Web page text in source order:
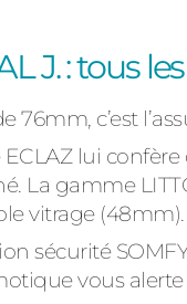
J. : tous
76mm, c’est
lui
La gamme
vitrage (48mm).
sécurité
vous alerte